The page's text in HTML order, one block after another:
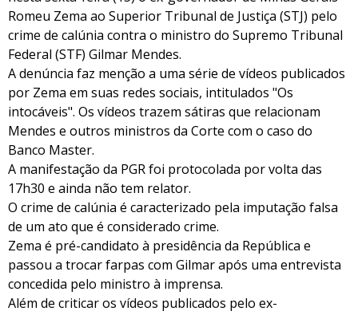
Romeu Zema ao Superior Tribunal de Justiça (STJ) pelo
crime de calúnia contra o ministro do Supremo Tribunal
Federal (STF) Gilmar Mendes.
A denúncia faz menção a uma série de vídeos publicados
por Zema em suas redes sociais, intitulados "Os
intocáveis". Os vídeos trazem sátiras que relacionam
Mendes e outros ministros da Corte com o caso do
Banco Master.
A manifestação da PGR foi protocolada por volta das
17h30 e ainda não tem relator.
O crime de calúnia é caracterizado pela imputação falsa
de um ato que é considerado crime.
Zema é pré-candidato à presidência da República e
passou a trocar farpas com Gilmar após uma entrevista
concedida pelo ministro à imprensa.
Além de criticar os vídeos publicados pelo ex-